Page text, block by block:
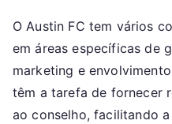
O Austin FC tem vários
em áreas específicas de
marketing e
têm a tarefa de fornecer
ao conselho, facilitando